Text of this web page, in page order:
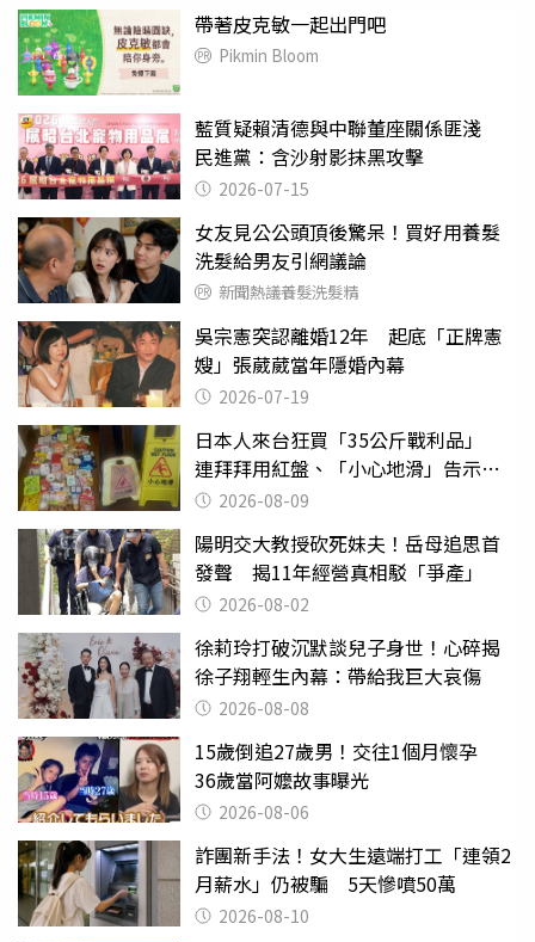
帶著皮克敏一起出門吧
Pikmin Bloom
藍質疑賴清德與中聯董座關係匪淺
民進黨：含沙射影抹黑攻擊
2026-07-15
女友見公公頭頂後驚呆！買好用養髮
洗髮給男友引網議論
新聞熱議養髮洗髮精
吳宗憲突認離婚12年 起底「正牌憲
嫂」張葳葳當年隱婚內幕
2026-07-19
日本人來台狂買「35公斤戰利品」
連拜拜用紅盤、「小心地滑」告示牌
也帶回家
2026-08-09
陽明交大教授砍死妹夫！岳母追思首
發聲 揭11年經營真相駁「爭產」
2026-08-02
徐莉玲打破沉默談兒子身世！心碎揭
徐子翔輕生內幕：帶給我巨大哀傷
2026-08-08
15歲倒追27歲男！交往1個月懷孕
36歲當阿嬤故事曝光
2026-08-06
詐團新手法！女大生遠端打工「連領2
月薪水」仍被騙 5天慘噴50萬
2026-08-10